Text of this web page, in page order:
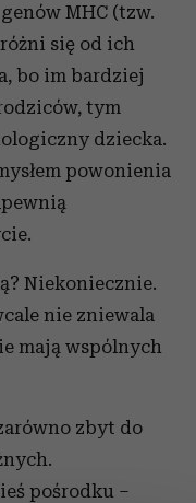
MHC (tzw.
się od ich
bo im bardziej
tym
dziecka.
powonienia
Niekoniecznie.
nie zniewala
mają wspólnych
zbyt do
pośrodku –